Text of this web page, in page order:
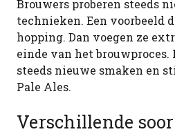
Brouwers proberen steeds
technieken. Een voorbeeld
hopping. Dan voegen ze
einde van het brouwproces.
steeds nieuwe smaken en
Pale Ales.
Verschillende